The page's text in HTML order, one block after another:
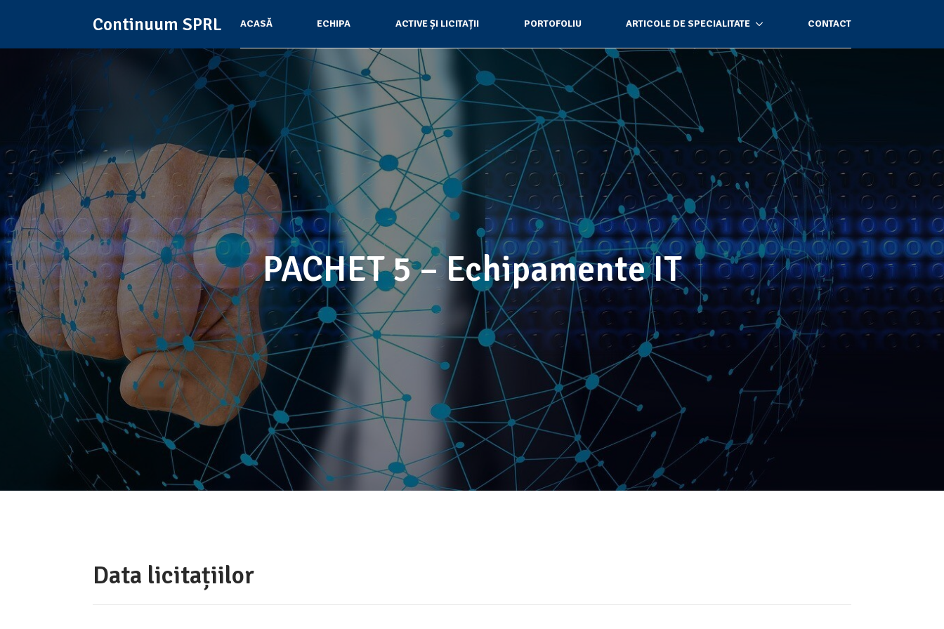
Continuum SPRL ACASĂ ECHIPA ACTIVE ȘI LICITAȚII PORTOFOLIU ARTICOLE DE SPECIALITATE CONTACT
PACHET 5 – Echipamente IT
Data licitațiilor